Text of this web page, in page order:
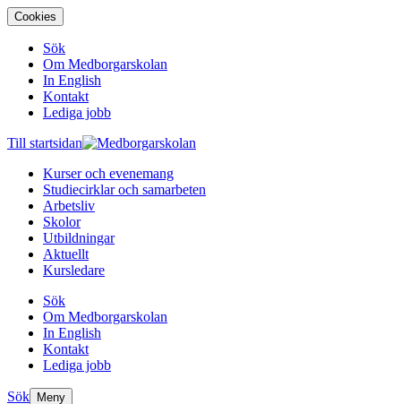
Cookies
Sök
Om Medborgarskolan
In English
Kontakt
Lediga jobb
Till startsidan
Kurser och evenemang
Studiecirklar och samarbeten
Arbetsliv
Skolor
Utbildningar
Aktuellt
Kursledare
Sök
Om Medborgarskolan
In English
Kontakt
Lediga jobb
Sök Meny